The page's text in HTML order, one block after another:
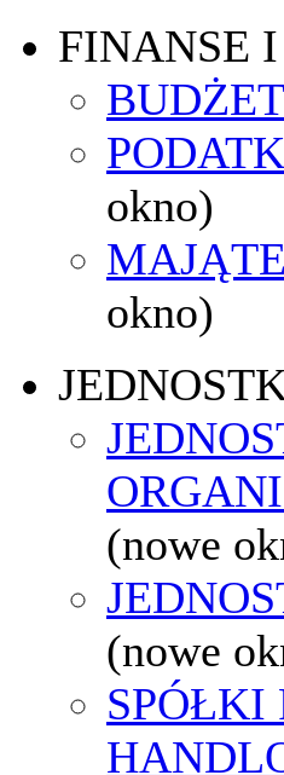
FINANSE
okno)
okno)
(nowe
(nowe
SPÓŁKI